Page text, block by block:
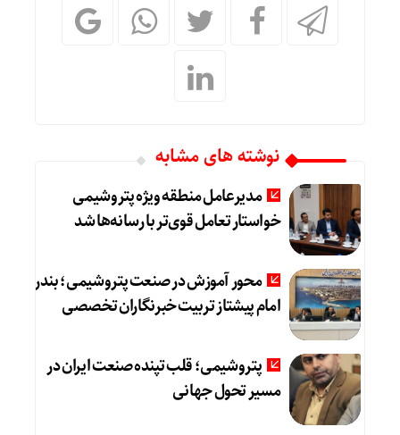
نوشته های مشابه
مدیرعامل منطقه ویژه پتروشیمی
خواستار تعامل قوی‌تر با رسانه‌ها شد
محور آموزش در صنعت پتروشیمی؛ بندر
امام پیشتاز تربیت خبرنگاران تخصصی
پتروشیمی؛ قلب تپنده صنعت ایران در
مسیر تحول جهانی